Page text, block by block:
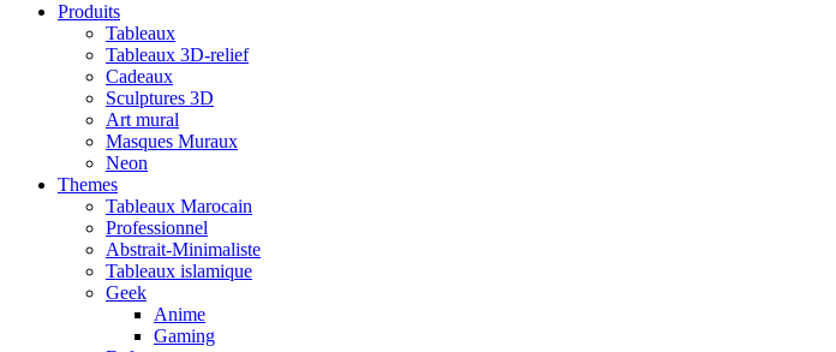
Produits
Tableaux
Tableaux 3D-relief
Cadeaux
Sculptures 3D
Art mural
Masques Muraux
Neon
Themes
Tableaux Marocain
Professionnel
Abstrait-Minimaliste
Tableaux islamique
Geek
Anime
Gaming